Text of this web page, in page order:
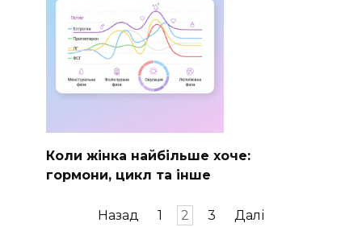
Коли жінка найбільше хоче:
гормони, цикл та інше
Назад 1 2 3 Далі